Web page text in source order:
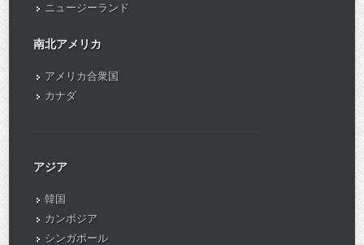
ニュージーランド
南北アメリカ
アメリカ合衆国
カナダ
アジア
韓国
カンボジア
シンガポール